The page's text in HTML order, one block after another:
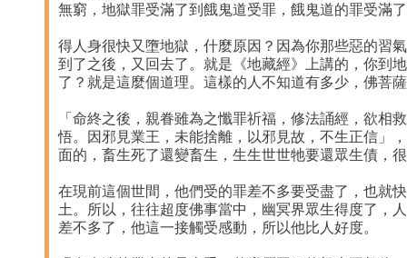
無窮，地獄罪受滿了到餓鬼道受罪，餓鬼道的罪受滿
得人身很快又墮地獄，什麼原因？因為你那些惡的習
到了之後，又回去了。就是《地藏經》上講的，你到
了？就是這麼個道理。這樣的人不知道有多少，佛菩
「命終之後，親眷雖為之懺罪祈福，修法誦經，欲
悟。因邪見業王，未能捨離，以邪見故，不生正信」
面的，畜生死了還變畜生，生生世世牠要還眾生債，
在現前這個世間，他們受的罪差不多要受盡了，也就
土。所以，往往超度佛事當中，幽冥界眾生得度了，
差不多了，他這一接觸受感動，所以他比人好度。